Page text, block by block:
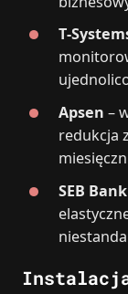
Apsen –
redukcja
SEB Bank